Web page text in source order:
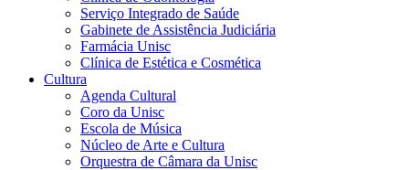
Serviço Integrado de Saúde
Gabinete de Assistência Judiciária
Farmácia Unisc
Clínica de Estética e Cosmética
Cultura
Agenda Cultural
Coro da Unisc
Escola de Música
Núcleo de Arte e Cultura
Orquestra de Câmara da Unisc